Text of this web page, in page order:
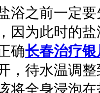
浴之前一定
因为此时的
确长春治疗
，待水温调
将全身浸泡